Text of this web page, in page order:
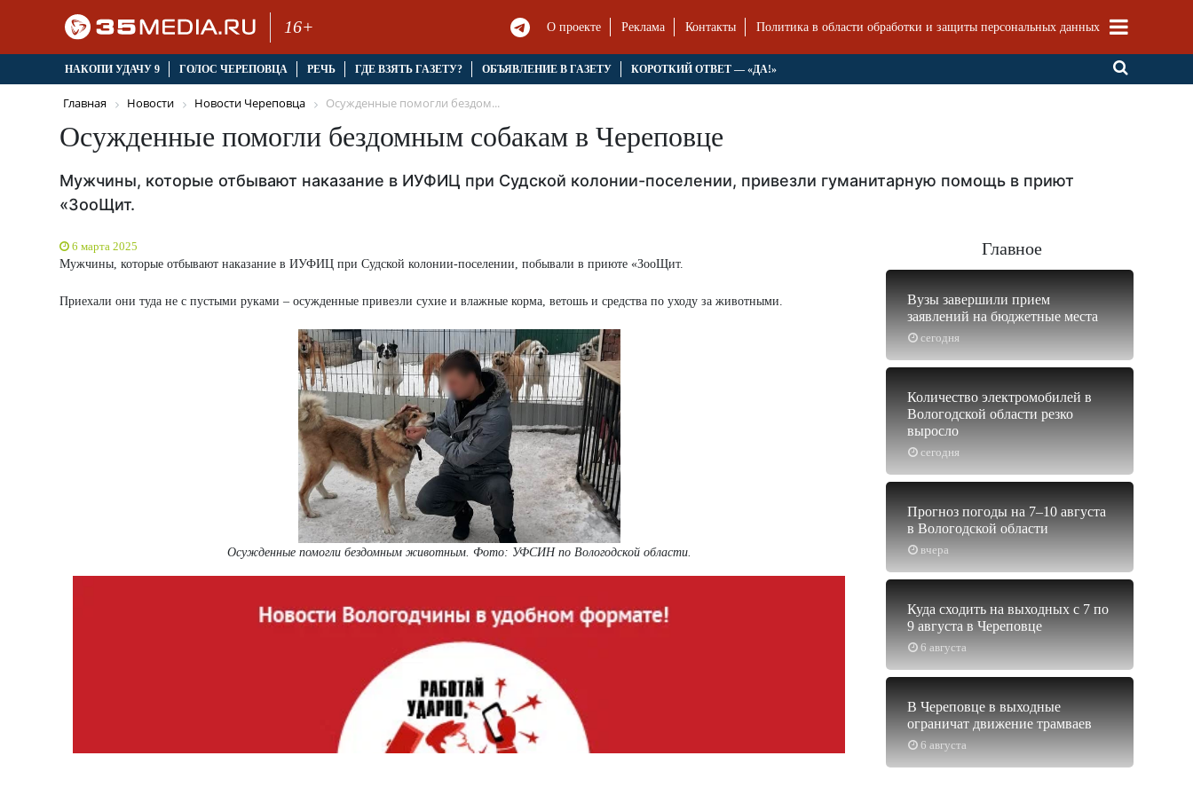
16+ О проекте Реклама Контакты Политика в области обработки и защиты персональных данных
НАКОПИ УДАЧУ 9 ГОЛОС ЧЕРЕПОВЦА РЕЧЬ ГДЕ ВЗЯТЬ ГАЗЕТУ? ОБЪЯВЛЕНИЕ В ГАЗЕТУ КОРОТКИЙ ОТВЕТ — «ДА!»
Главная Новости Новости Череповца Осужденные помогли бездом...
Осужденные помогли бездомным собакам в Череповце
Мужчины, которые отбывают наказание в ИУФИЦ при Судской колонии-поселении, привезли гуманитарную помощь в приют
«ЗооЩит.
6 марта 2025
Мужчины, которые отбывают наказание в ИУФИЦ при Судской колонии-поселении, побывали в приюте «ЗооЩит.
Приехали они туда не с пустыми руками – осужденные привезли сухие и влажные корма, ветошь и средства по уходу за животными.
Осужденные помогли бездомным животным. Фото: УФСИН по Вологодской области.
Главное
сегодня
Вузы завершили прием
заявлений на бюджетные места
сегодня
Количество электромобилей в
Вологодской области резко
выросло
вчера
Прогноз погоды на 7–10 августа
в Вологодской области
6 августа
Куда сходить на выходных с 7 по
9 августа в Череповце
6 августа
В Череповце в выходные
ограничат движение трамваев